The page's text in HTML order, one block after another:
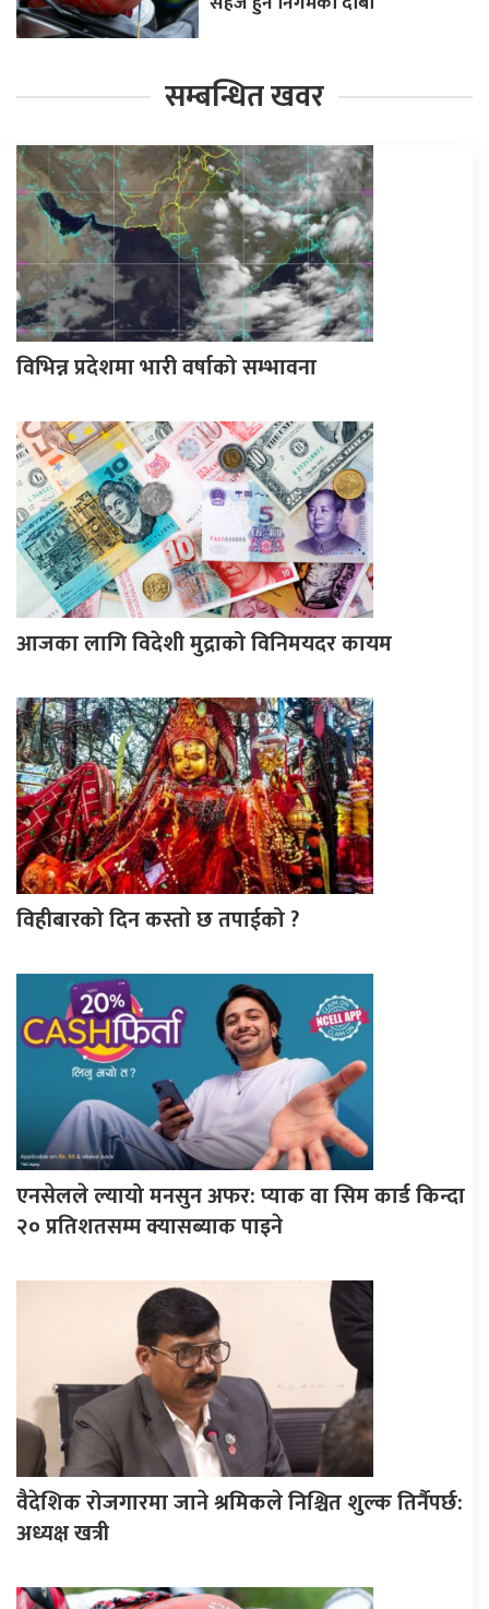
सम्बन्धित खवर
विभिन्न प्रदेशमा भारी वर्षाको सम्भावना
आजका लागि विदेशी मुद्राको विनिमयदर कायम
विहीबारको दिन कस्ताे छ तपाईको ?
एनसेलले ल्यायो मनसुन अफर: प्याक वा सिम कार्ड किन्दा
२० प्रतिशतसम्म क्यासब्याक पाइने
वैदेशिक रोजगारमा जाने श्रमिकले निश्चित शुल्क तिर्नैपर्छ:
अध्यक्ष खत्री